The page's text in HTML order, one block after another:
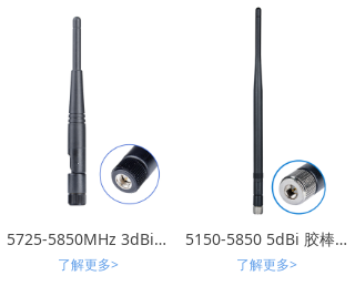
5725-5850MHz 3dBi 13橡胶棒天线（可折弯 ）
了解更多>
5150-5850 5dBi 胶棒天线
了解更多>